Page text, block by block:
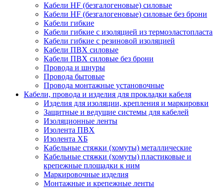
Кабели HF (безгалогеновые) силовые
Кабели HF (безгалогеновые) силовые без брони
Кабели гибкие
Кабели гибкие с изоляцией из термоэластопласта
Кабели гибкие с резиновой изоляцией
Кабели ПВХ силовые
Кабели ПВХ силовые без брони
Провода и шнуры
Провода бытовые
Провода монтажные установочные
Кабели, провода и изделия для прокладки кабеля
Изделия для изоляции, крепления и маркировки
Защитные и ведущие системы для кабелей
Изоляционные ленты
Изолента ПВХ
Изолента ХБ
Кабельные стяжки (хомуты) металлические
Кабельные стяжки (хомуты) пластиковые и
крепежные площадки к ним
Маркировочные изделия
Монтажные и крепежные ленты